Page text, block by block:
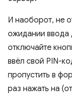
И наоборот, не
ожидании ввода
отключайте
ввёл свой PIN-
пропустить в
раз нажать на